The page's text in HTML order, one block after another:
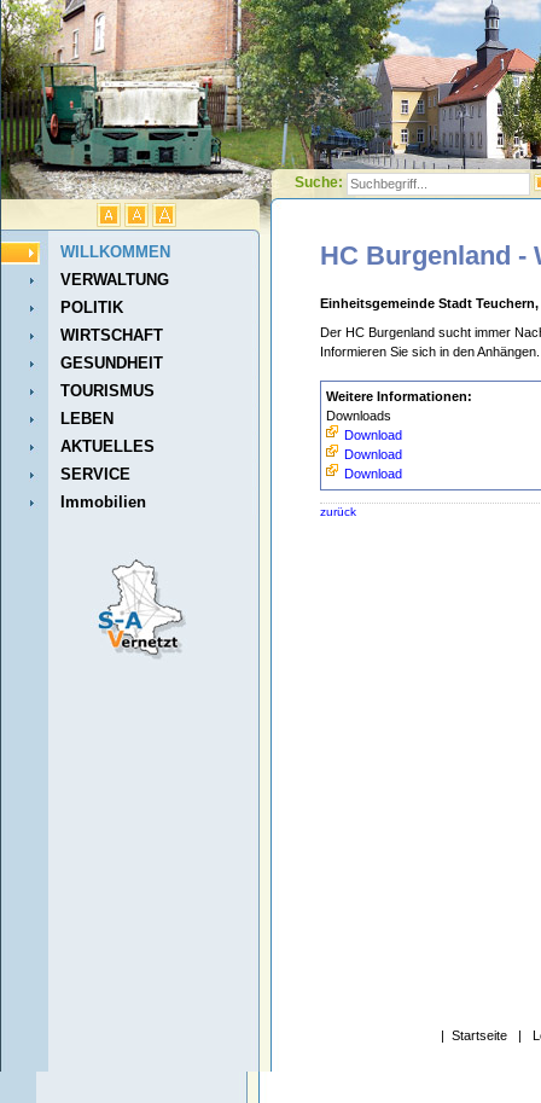
Suche:
WILLKOMMEN
VERWALTUNG
POLITIK
WIRTSCHAFT
GESUNDHEIT
TOURISMUS
LEBEN
AKTUELLES
SERVICE
Immobilien
HC Burgenland -
Einheitsgemeinde Stadt Teuchern,
Der HC Burgenland sucht immer
Informieren Sie sich in den Anhängen.
Weitere Informationen:
Downloads
Download
Download
Download
zurück
| Startseite |